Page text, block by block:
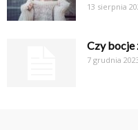
13 sierpnia
Czy bocje
7 grudnia